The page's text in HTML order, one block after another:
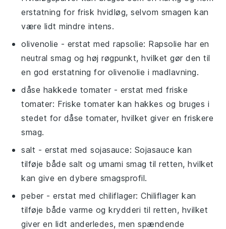
erstatning for frisk hvidløg, selvom smagen kan
være lidt mindre intens.
olivenolie - erstat medrapsolie: Rapsolie har en
neutral smag og høj røgpunkt, hvilket gør den til
en god erstatning for olivenolie i madlavning.
dåse hakkede tomater - erstat medfriske
tomater: Friske tomater kan hakkes og bruges i
stedet for dåse tomater, hvilket giver en friskere
smag.
salt - erstat medsojasauce: Sojasauce kan
tilføje både salt og umami smag til retten, hvilket
kan give en dybere smagsprofil.
peber - erstat med chiliflager: Chiliflager kan
tilføje både varme og krydderi til retten, hvilket
giver en lidt anderledes, men spændende